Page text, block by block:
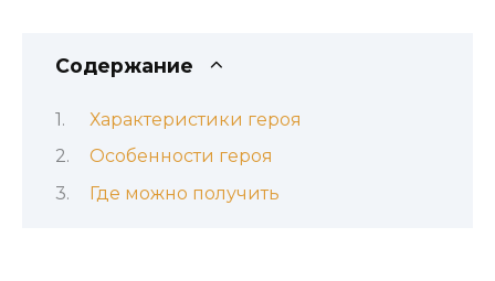
Содержание
Характеристики героя
Особенности героя
Где можно получить